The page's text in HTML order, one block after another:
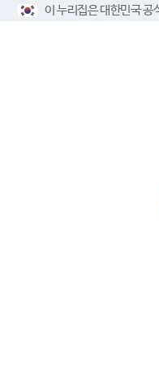
이 누리집은 대한민국 공